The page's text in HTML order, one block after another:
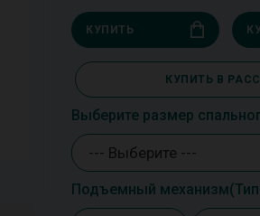
КУПИТЬ
КУПИТЬ В
Выберите размер
--- Выберите ---
Подъемный